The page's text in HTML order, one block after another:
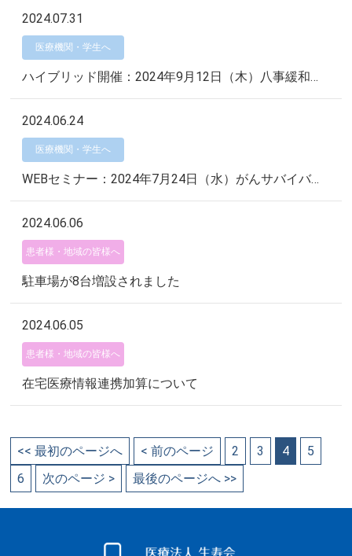
2024.07.31
医療機関・学生へ
ハイブリッド開催：2024年9月12日（木）八事緩和ケア連携会 地域講演会「がんサバイバーシップを支える緩和支持療法としての漢方治療」
2024.06.24
医療機関・学生へ
WEBセミナー：2024年7月24日（水）がんサバイバーの生き様〜全力で生きて悟ったこと〜
2024.06.06
患者様・地域の皆様へ
駐車場が8台増設されました
2024.06.05
患者様・地域の皆様へ
在宅医療情報連携加算について
<< 最初のページへ < 前のページ 2 3 4
5
6
次のページ > 最後のページへ >>